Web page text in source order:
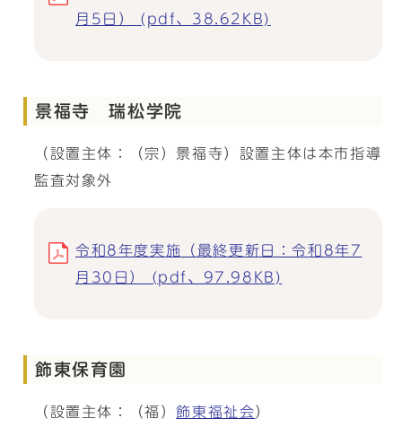
月5日） (pdf、38.62KB)
景福寺 瑞松学院
（設置主体：（宗）景福寺）設置主体は本市指導
監査対象外
令和8年度実施（最終更新日：令和8年7
月30日） (pdf、97.98KB)
飾東保育園
（設置主体：（福）飾東福祉会）